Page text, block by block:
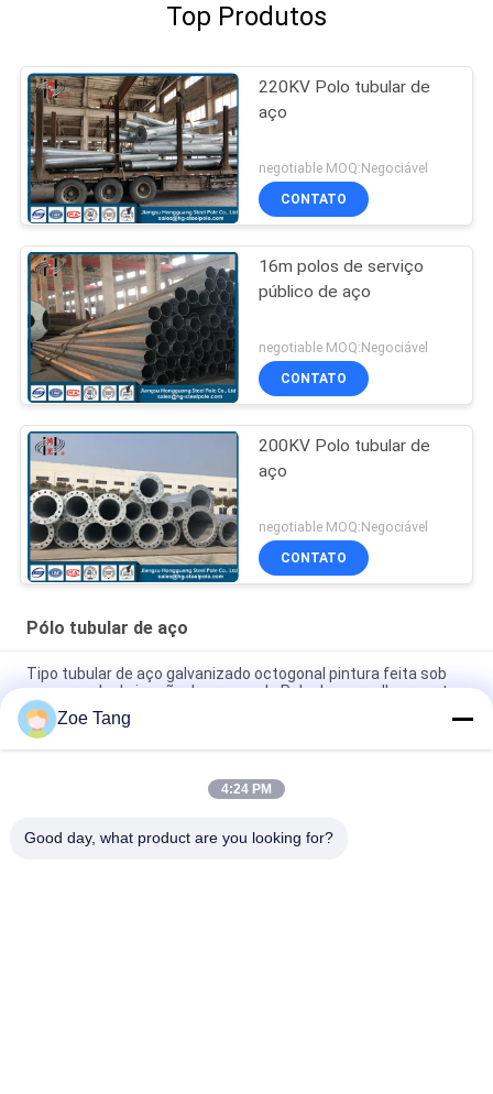
Top Produtos
220KV Polo tubular de
aço
negotiable MOQ:Negociável
CONTATO
16m polos de serviço
público de aço
negotiable MOQ:Negociável
CONTATO
200KV Polo tubular de
aço
negotiable MOQ:Negociável
CONTATO
Pólo tubular de aço
Tipo tubular de aço galvanizado octogonal pintura feita sob
encomenda da junção de regaço de Polo do mergulho quente
O mergulho superior de aço do lúpulo do rolo quente
galvanizou Polos/torre de aço tubular
Junção tubular de aço galvanizada de Polo da torre de poder
Zoe Tang
4:24 PM
Good day, what product are you looking for?